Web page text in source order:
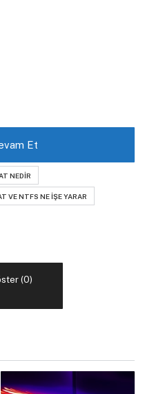
Et
NEDIR
VE NTFS NE IŞE YARAR
(0)